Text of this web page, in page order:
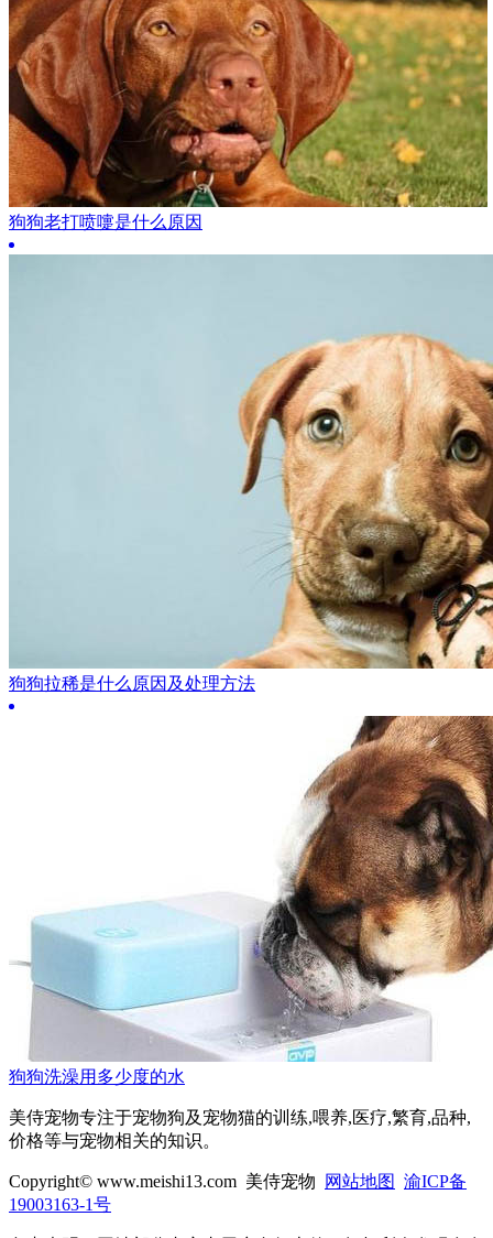
狗狗老打喷嚏是什么原因
狗狗拉稀是什么原因及处理方法
狗狗洗澡用多少度的水
美侍宠物专注于宠物狗及宠物猫的训练,喂养,医疗,繁育,品种,
价格等与宠物相关的知识。
Copyright© www.meishi13.com 美侍宠物 网站地图 渝ICP备
19003163-1号